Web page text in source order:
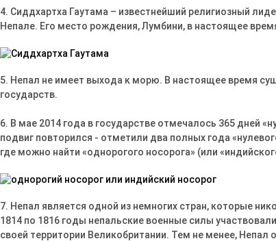
4. Сиддхартха Гаутама – известнейший религиозный
Непале. Его место рождения, Лумбини, в настоящее
5. Непал не имеет выхода к морю. В настоящее время
государств.
6. В мае 2014 года в государстве отмечалось 365 дней
подвиг повторился - отметили два полных года
где можно найти «однорогого носорога» (или
7. Непал является одной из немногих стран, которые
1814 по 1816 годы непальские военные силы
своей территории Великобритании. Тем не менее, Непал